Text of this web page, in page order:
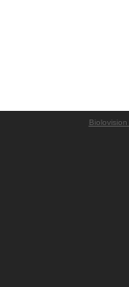
Biolovision